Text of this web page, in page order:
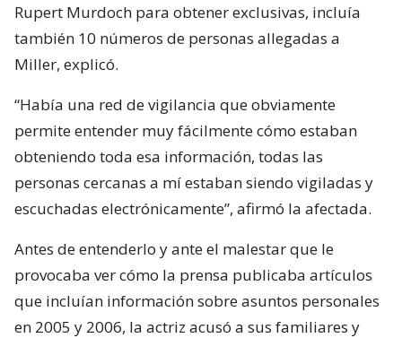
Rupert Murdoch para obtener exclusivas, incluía
también 10 números de personas allegadas a
Miller, explicó.
“Había una red de vigilancia que obviamente
permite entender muy fácilmente cómo estaban
obteniendo toda esa información, todas las
personas cercanas a mí estaban siendo vigiladas y
escuchadas electrónicamente”, afirmó la afectada.
Antes de entenderlo y ante el malestar que le
provocaba ver cómo la prensa publicaba artículos
que incluían información sobre asuntos personales
en 2005 y 2006, la actriz acusó a sus familiares y